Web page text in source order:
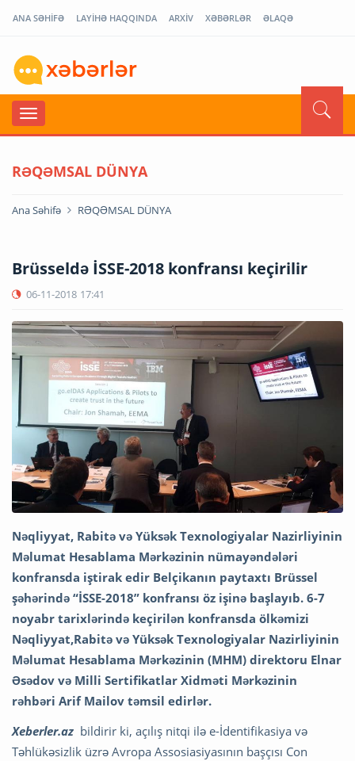
ANA SƏHİFƏ LAYİHƏ HAQQINDA ARXİV XƏBƏRLƏR ƏLAQƏ
RƏQƏMSAL DÜNYA
Ana Səhifə RƏQƏMSAL DÜNYA
Brüsseldə İSSE-2018 konfransı keçirilir
06-11-2018 17:41
Nəqliyyat, Rabitə və Yüksək Texnologiyalar Nazirliyinin
Məlumat Hesablama Mərkəzinin nümayəndələri
konfransda iştirak edir Belçikanın paytaxtı Brüssel
şəhərində “İSSE-2018” konfransı öz işinə başlayıb. 6-7
noyabr tarixlərində keçirilən konfransda ölkəmizi
Nəqliyyat,Rabitə və Yüksək Texnologiyalar Nazirliyinin
Məlumat Hesablama Mərkəzinin (MHM) direktoru Elnar
Əsədov və Milli Sertifikatlar Xidməti Mərkəzinin
rəhbəri Arif Mailov təmsil edirlər.
Xeberler.az bildirir ki, açılış nitqi ilə e-İdentifikasiya və
Təhlükəsizlik üzrə Avropa Assosiasiyasının başçısı Con